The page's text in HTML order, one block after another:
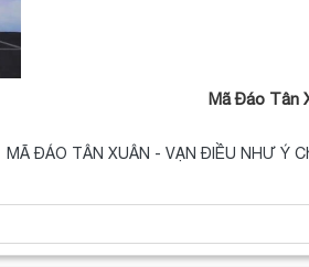
Mã Đáo Tân
MÃ ĐÁO TÂN XUÂN - VẠN ĐIỀU NHƯ